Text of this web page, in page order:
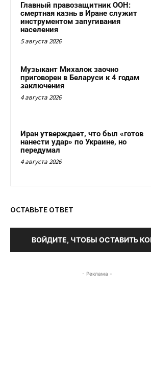
Главный правозащитник ООН:
смертная казнь в Иране служит
инструментом запугивания
населения
5 августа 2026
Музыкант Михалок заочно
приговорен в Беларуси к 4 годам
заключения
4 августа 2026
Иран утверждает, что был «готов
нанести удар» по Украине, но
передумал
4 августа 2026
ОСТАВЬТЕ ОТВЕТ
ВОЙДИТЕ, ЧТОБЫ ОСТАВИТЬ
- Реклама -